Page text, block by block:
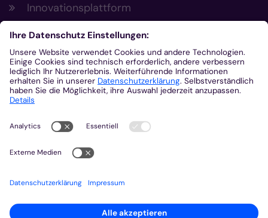
Innovationsplattform
Aus der Plattform
Nachrichten
Veranstaltungen
Gottesdienste
Stellenangebote
Kirchenzeitung
Amtsblatt (Kirchlicher Anzeiger)
Rechtsdatenbank
Meldestelle gemäß Hinweisgeberschutzgesetz